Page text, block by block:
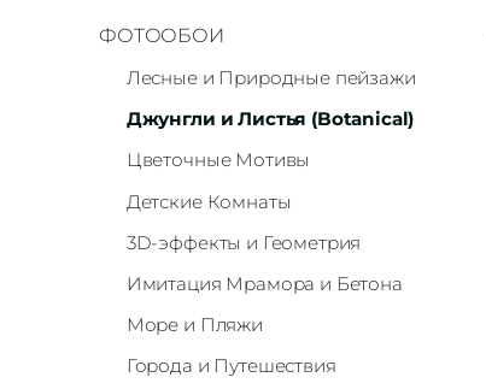
ФОТООБОИ
Лесные и Природные пейзажи
Джунгли и Листья (Botanical)
Цветочные Мотивы
Детские Комнаты
3D-эффекты и Геометрия
Имитация Мрамора и Бетона
Море и Пляжи
Города и Путешествия